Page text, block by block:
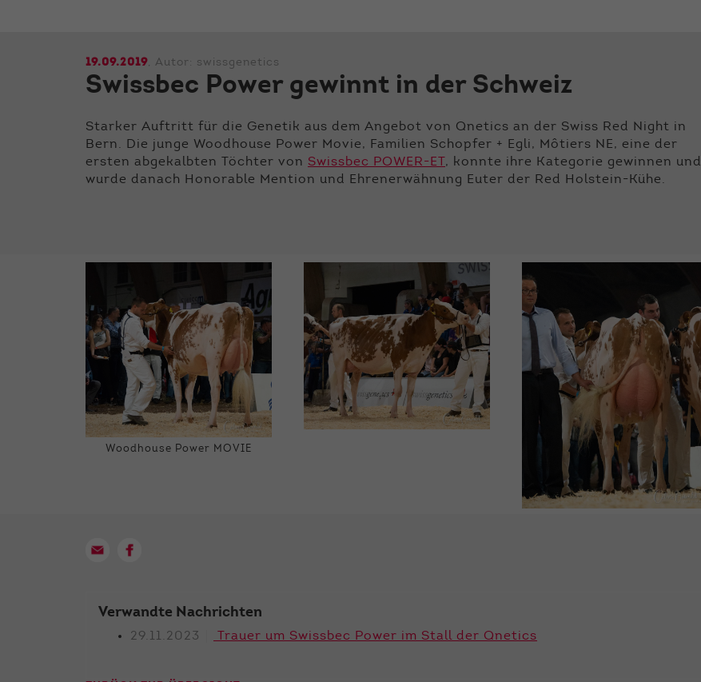
19.09.2019, Autor: swissgenetics
Swissbec Power gewinnt in der Schweiz
Starker Auftritt für die Genetik aus dem Angebot von Qnetics an der Swiss Red Night in
Bern. Die junge Woodhouse Power Movie, Familien Schopfer + Egli, Môtiers NE, eine der
ersten abgekalbten Töchter von Swissbec POWER-ET , konnte ihre Kategorie gewinnen und
wurde danach Honorable Mention und Ehrenerwähnung Euter der Red Holstein-Kühe.
Woodhouse Power MOVIE
Verwandte Nachrichten
29.11.2023 Trauer um Swissbec Power im Stall der Qnetics
Laufzeit 1 Jahr
Zweck Cookie Einstellungen speichern
Wir verwenden auf unserer Website externe Inhalte, um